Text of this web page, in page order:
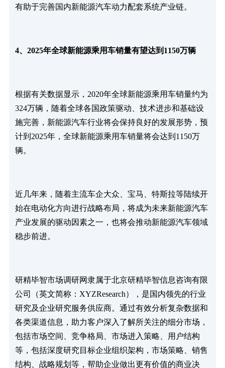
有助于完善国内新能源汽车动力配套系统产业链。
4、2025年全球新能源乘用车销量有望达到1150万辆
根据有关数据显示，2020年全球新能源乘用车销量约为
324万辆，随着全球各国政策驱动、技术进步和基础设
施完善，新能源汽车行业将会保持良好的发展形势，预
计到2025年，全球新能源乘用车销量将会达到1150万
辆。
近几年来，随着主流车企大众、宝马、特斯拉等陆续开
始在电动化方向进行战略布局，将成为未来新能源汽车
产业发展的驱动因素之一，也将会推动新能源汽车领域
稳步前进。
研精毕智市场调研网隶属于北京研精毕智信息咨询有限
公司（英文简称：XYZResearch），是国内领先的行业
研究及企业研究服务供应商。通过有效分析复杂数据和
各类渠道信息，助力客户深入了解所关注的细分市场，
包括市场空间、竞争格局、市场进入策略、用户结构
等，包括深度研究目标企业组织架构，市场策略、销售
结构、战略规划等，帮助企业做出更有价值的商业决